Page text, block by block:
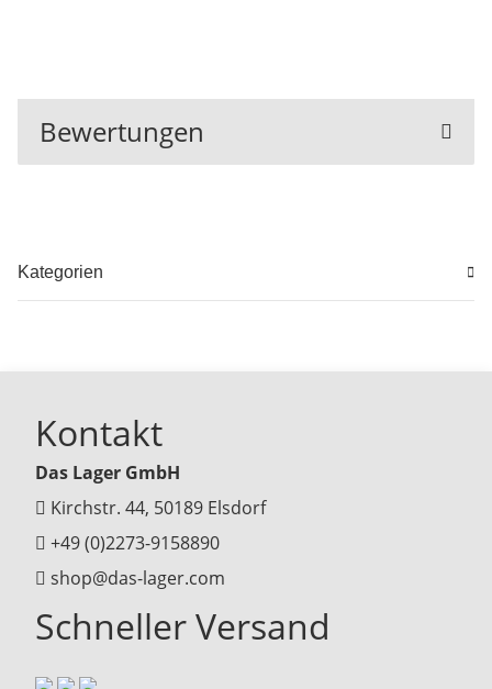
Bewertungen
Kategorien
Kontakt
Das Lager GmbH
Kirchstr. 44, 50189 Elsdorf
+49 (0)2273-9158890
shop@das-lager.com
Schneller Versand